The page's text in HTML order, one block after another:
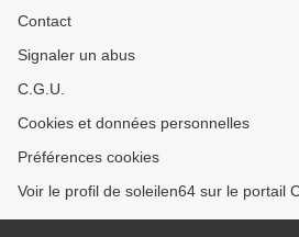
Contact
Signaler un abus
C.G.U.
Cookies et données personnelles
Préférences cookies
Voir le profil de soleilen64 sur le portail